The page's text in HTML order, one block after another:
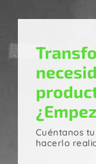
Cuéntanos
hacerlo